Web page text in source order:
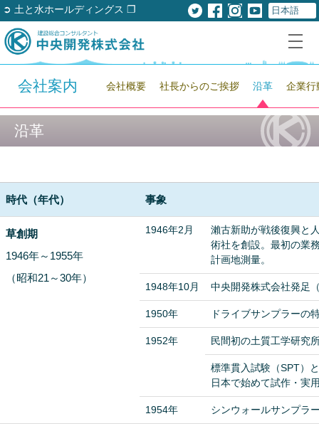
➲ 土と水ホールディングス ❐
会社案内 会社概要 社長からのご挨拶 沿革 企業行
沿革
時代（年代） 事象
草創期
1946年～1955年
（昭和21～30年）
1946年2月
瀨古新助が戦後復興と
術社を創設。最初の業
計画地測量。
1948年10月 中央開発株式会社発足
1950年 ドライブサンプラーの
1952年 民間初の土質工学研究
標準貫入試験（SPT）
日本で始めて試作・実
1954年 シンウォールサンプラ